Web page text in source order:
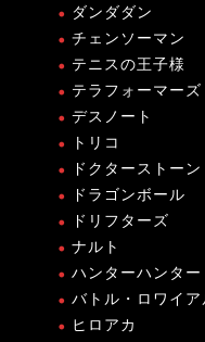
ダンダダン
チェンソーマン
テニスの王子様
テラフォーマーズ
デスノート
トリコ
ドクターストーン
ドラゴンボール
ドリフターズ
ナルト
ハンターハンター
バトル・ロワイア
ヒロアカ